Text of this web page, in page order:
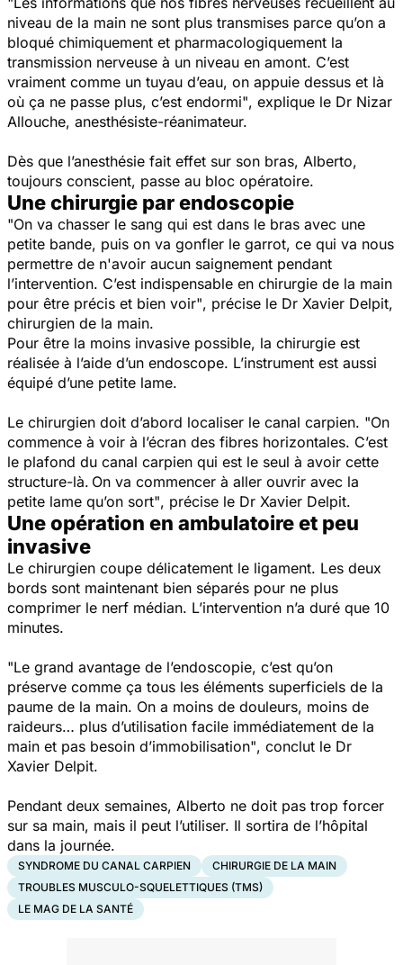
niveau de la main ne sont plus transmises parce qu’on a
bloqué chimiquement et pharmacologiquement la
transmission nerveuse à un niveau en amont. C’est
vraiment comme un tuyau d’eau, on appuie dessus et là
où ça ne passe plus, c’est endormi", explique le Dr Nizar
Allouche, anesthésiste-réanimateur.
Dès que l’anesthésie fait effet sur son bras, Alberto,
toujours conscient, passe au bloc opératoire.
Une chirurgie par endoscopie
"On va chasser le sang qui est dans le bras avec une
petite bande, puis on va gonfler le garrot, ce qui va nous
permettre de n'avoir aucun saignement pendant
l’intervention. C’est indispensable en chirurgie de la main
pour être précis et bien voir", précise le Dr Xavier Delpit,
chirurgien de la main.
Pour être la moins invasive possible, la chirurgie est
réalisée à l’aide d’un endoscope. L’instrument est aussi
équipé d’une petite lame.
Le chirurgien doit d’abord localiser le canal carpien. "On
commence à voir à l’écran des fibres horizontales. C’est
le plafond du canal carpien qui est le seul à avoir cette
structure-là. On va commencer à aller ouvrir avec la
petite lame qu’on sort", précise le Dr Xavier Delpit.
Une opération en ambulatoire et peu
invasive
Le chirurgien coupe délicatement le ligament. Les deux
bords sont maintenant bien séparés pour ne plus
comprimer le nerf médian. L’intervention n’a duré que 10
minutes.
"Le grand avantage de l’endoscopie, c’est qu’on
préserve comme ça tous les éléments superficiels de la
paume de la main. On a moins de douleurs, moins de
raideurs… plus d’utilisation facile immédiatement de la
main et pas besoin d’immobilisation", conclut le Dr
Xavier Delpit.
Pendant deux semaines, Alberto ne doit pas trop forcer
sur sa main, mais il peut l’utiliser. Il sortira de l’hôpital
dans la journée.
SYNDROME DU CANAL CARPIEN
CHIRURGIE DE LA MAIN
TROUBLES MUSCULO-SQUELETTIQUES (TMS)
LE MAG DE LA SANTÉ